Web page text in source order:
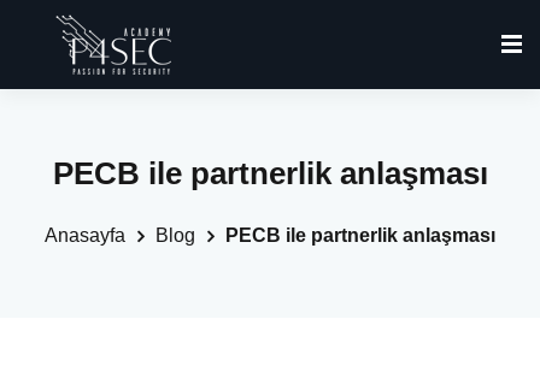
PECB ile partnerlik anlaşması
Anasayfa Blog PECB ile partnerlik anlaşması